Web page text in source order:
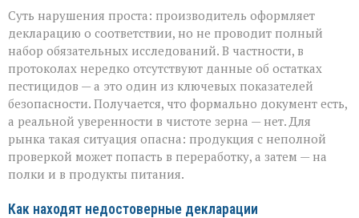
Суть нарушения проста: производитель оформляет
декларацию о соответствии, но не проводит полный
набор обязательных исследований. В частности, в
протоколах нередко отсутствуют данные об остатках
пестицидов — а это один из ключевых показателей
безопасности. Получается, что формально документ есть,
а реальной уверенности в чистоте зерна — нет. Для
рынка такая ситуация опасна: продукция с неполной
проверкой может попасть в переработку, а затем — на
полки и в продукты питания.
Как находят недостоверные декларации